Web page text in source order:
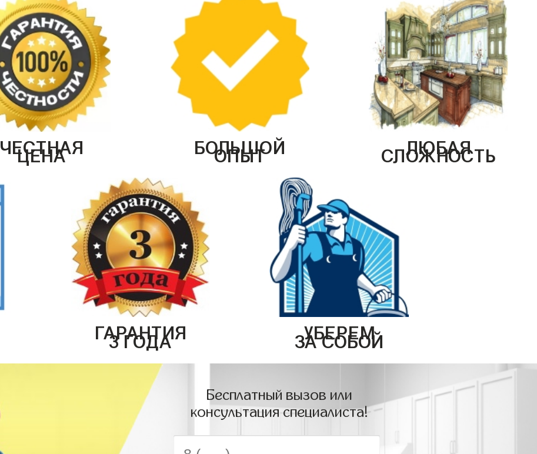
ЧЕСТНАЯ
ЦЕНА БОЛЬШОЙ
ОПЫТ ЛЮБАЯ
СЛОЖНОСТЬ
ГАРАНТИЯ
3 ГОДА УБЕРЕМ
ЗА СОБОЙ
Бесплатный вызов или
консультация специалиста!